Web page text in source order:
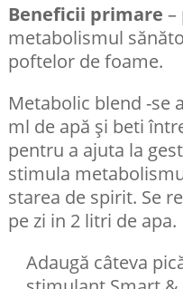
Beneficii primare –
metabolismul
poftelor de foame.
Metabolic blend -se
ml de apă și beti
pentru a ajuta la
stimula
starea de spirit. Se
pe zi in 2 litri de apa.
Adaugă câteva